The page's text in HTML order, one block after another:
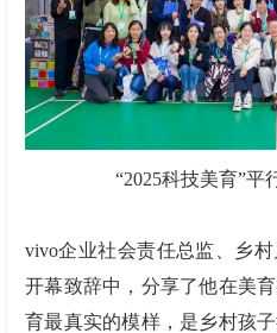
“2025科技美育”平
vivo企业社会责任总监、乡
开幕致辞中，分享了他在美
育最真实的模样，是乡村孩